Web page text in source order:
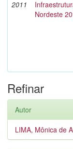
2011
Nordeste
Refinar
Autor
LIMA, Mônica de